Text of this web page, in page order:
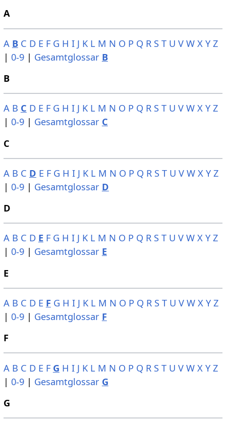
A
A B C D E F G H I J K L M N O P Q R S T U V W X Y Z
| 0-9| Gesamtglossar B
B
A B C D E F G H I J K L M N O P Q R S T U V W X Y Z
| 0-9| Gesamtglossar C
C
A B C D E F G H I J K L M N O P Q R S T U V W X Y Z
| 0-9| Gesamtglossar D
D
A B C D E F G H I J K L M N O P Q R S T U V W X Y Z
| 0-9| Gesamtglossar E
E
A B C D E F G H I J K L M N O P Q R S T U V W X Y Z
| 0-9| Gesamtglossar F
F
A B C D E F G H I J K L M N O P Q R S T U V W X Y Z
| 0-9| Gesamtglossar G
G